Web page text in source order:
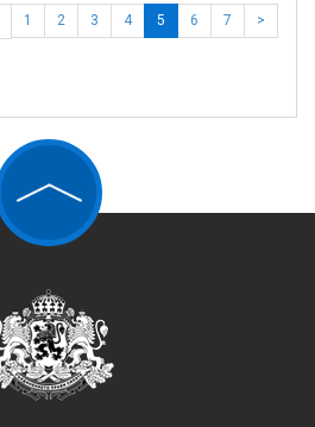
1 2 3 4 5 6 7 >